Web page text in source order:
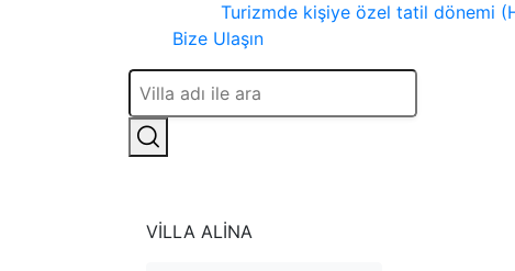
Turizmde kişiye özel tatil dönemi
Bize Ulaşın
VILLA ALINA